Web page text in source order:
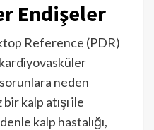
Endişeler
Reference (PDR)
neden
kalp atışı ile
kalp hastalığı,